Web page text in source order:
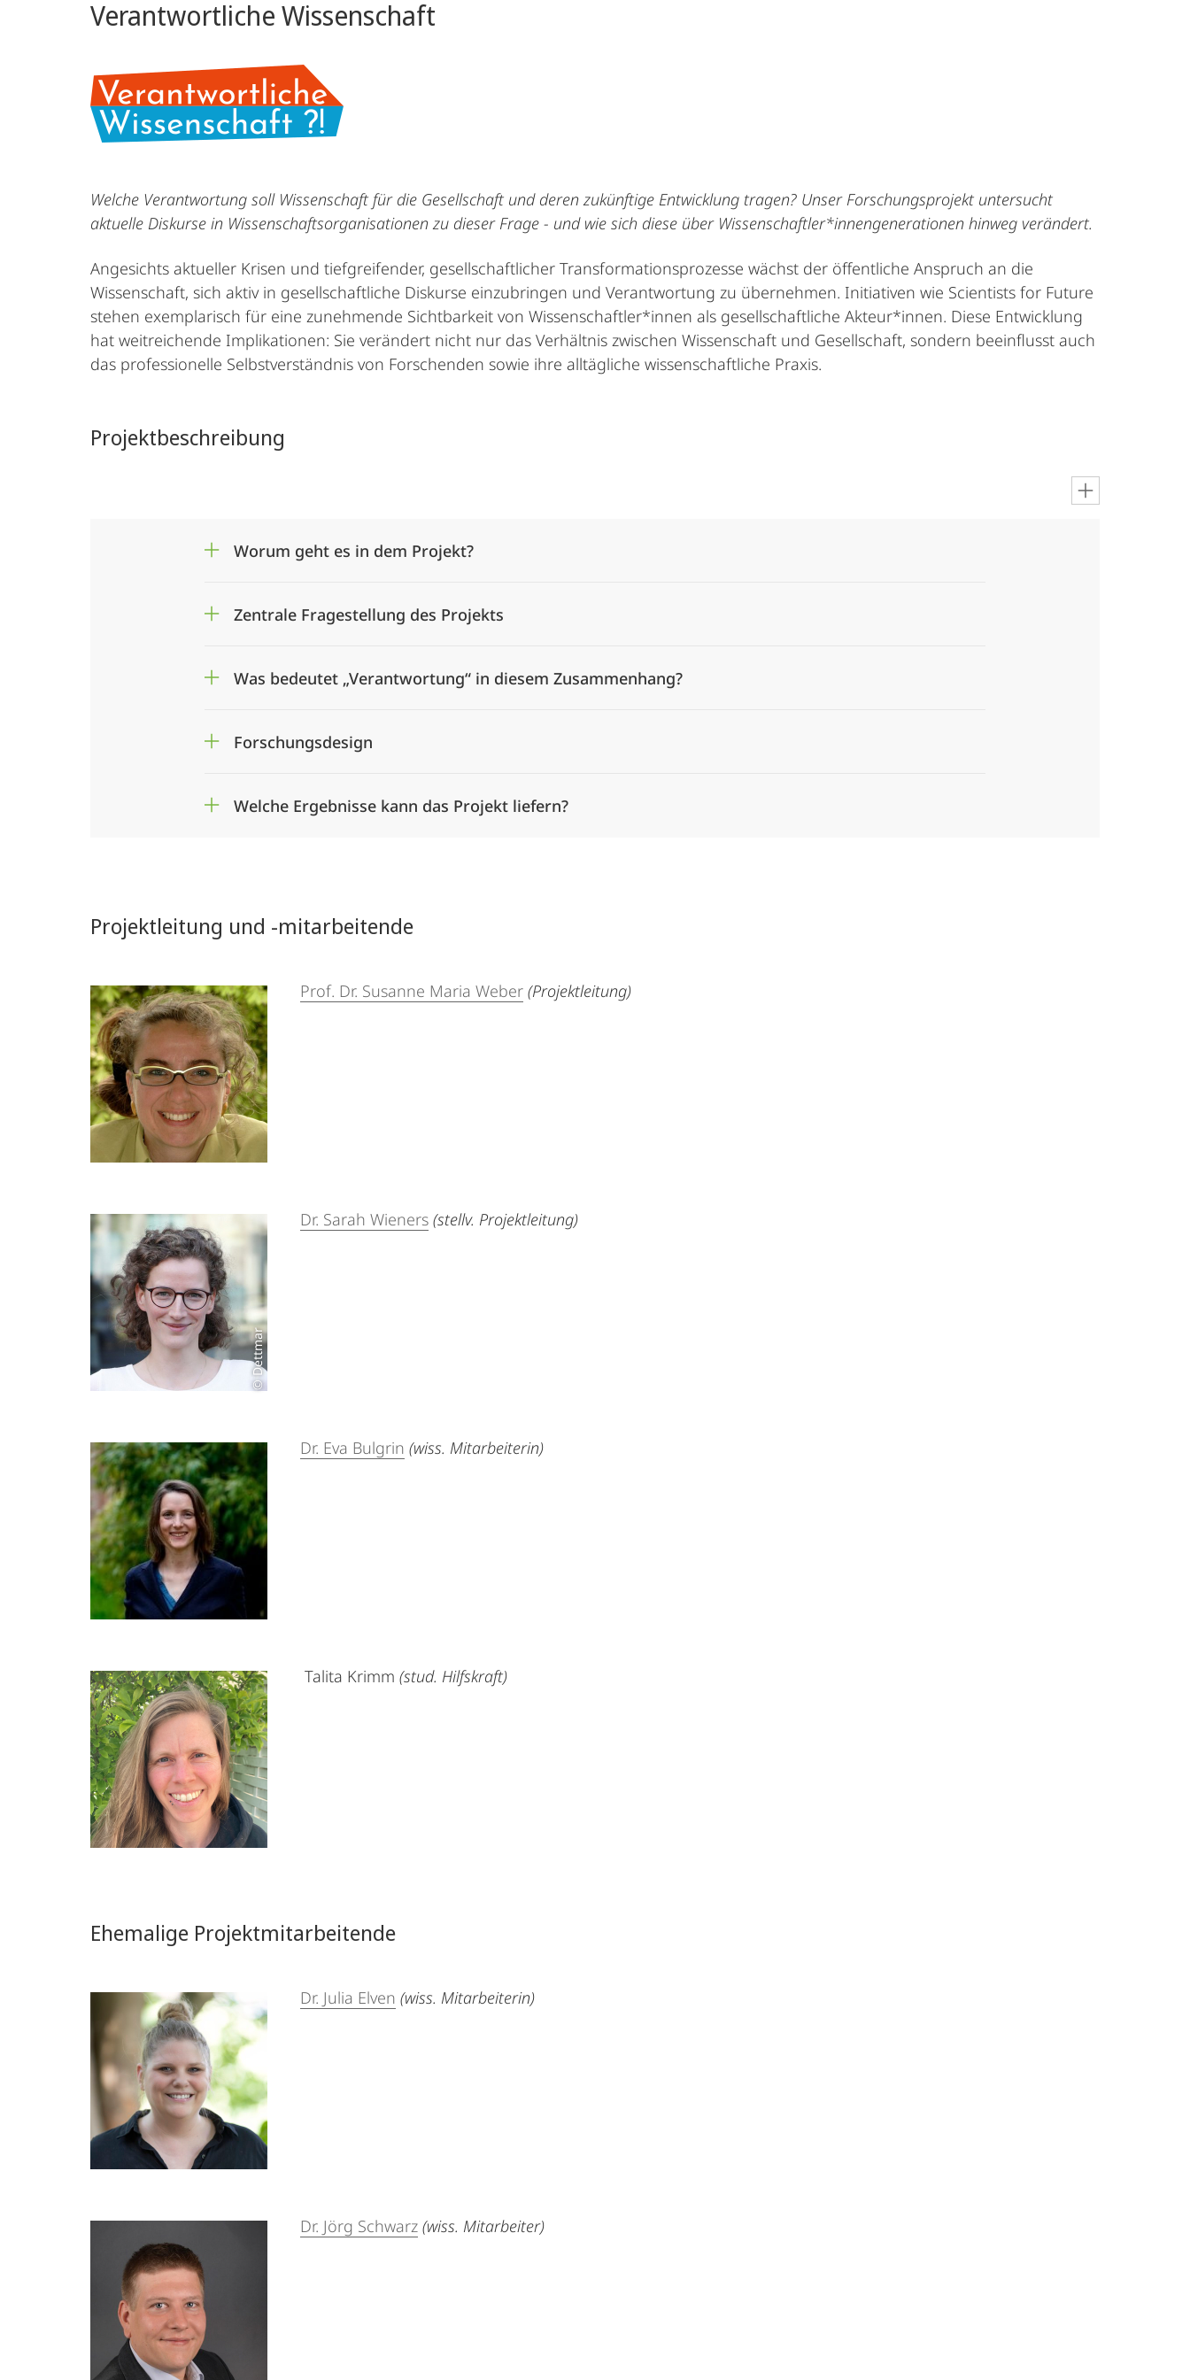
Verantwortliche Wissenschaft
Welche Verantwortung soll Wissenschaft für die Gesellschaft und deren zukünftige Entwicklung tragen? Unser Forschungsprojekt untersucht
aktuelle Diskurse in Wissenschaftsorganisationen zu dieser Frage - und wie sich diese über Wissenschaftler*innengenerationen hinweg verändert.
Angesichts aktueller Krisen und tiefgreifender, gesellschaftlicher Transformationsprozesse wächst der öffentliche Anspruch an die
Wissenschaft, sich aktiv in gesellschaftliche Diskurse einzubringen und Verantwortung zu übernehmen. Initiativen wie Scientists for Future
stehen exemplarisch für eine zunehmende Sichtbarkeit von Wissenschaftler*innen als gesellschaftliche Akteur*innen. Diese Entwicklung
hat weitreichende Implikationen: Sie verändert nicht nur das Verhältnis zwischen Wissenschaft und Gesellschaft, sondern beeinflusst auch
das professionelle Selbstverständnis von Forschenden sowie ihre alltägliche wissenschaftliche Praxis.
Projektbeschreibung
Worum geht es in dem Projekt?
Zentrale Fragestellung des Projekts
Was bedeutet „Verantwortung“ in diesem Zusammenhang?
Forschungsdesign
Welche Ergebnisse kann das Projekt liefern?
Projektleitung und -mitarbeitende
Prof. Dr. Susanne Maria Weber (Projektleitung)
© Dettmar
Dr. Sarah Wieners (stellv. Projektleitung)
Dr. Eva Bulgrin (wiss. Mitarbeiterin)
Talita Krimm (stud. Hilfskraft)
Ehemalige Projektmitarbeitende
Dr. Julia Elven (wiss. Mitarbeiterin)
Dr. Jörg Schwarz (wiss. Mitarbeiter)